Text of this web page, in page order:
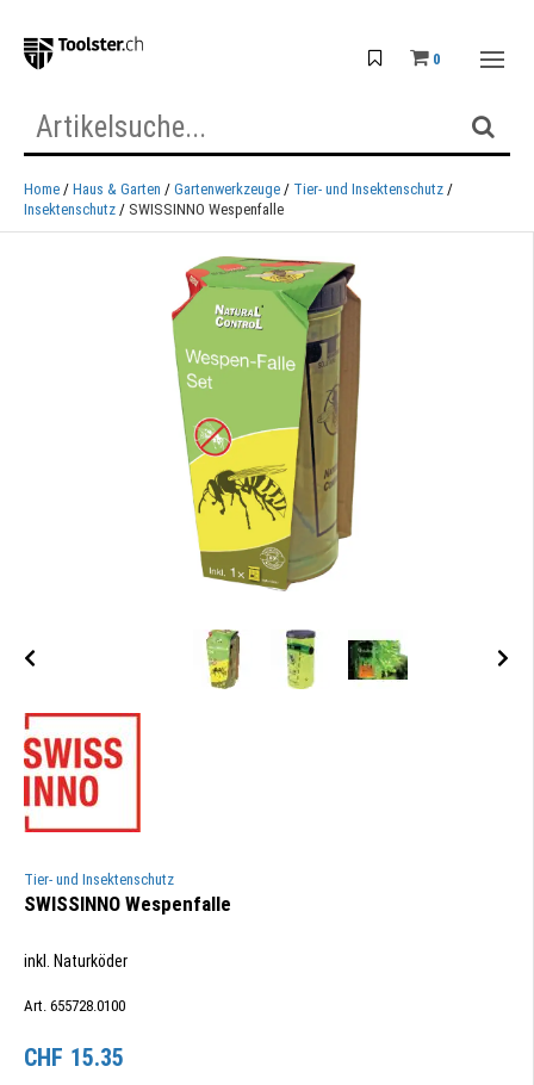
0
Home Haus & Garten Gartenwerkzeuge
Tier- und Insektenschutz
Insektenschutz
SWISSINNO Wespenfalle
Tier- und Insektenschutz
SWISSINNO Wespenfalle
inkl. Naturköder
Art. 655728.0100
CHF 15.35